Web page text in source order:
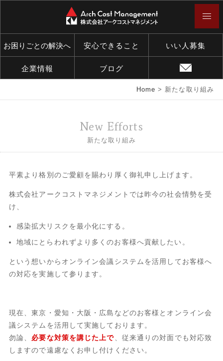
お困りごとの解決へ 安心できること いい人募集
企業情報 ブログ
Home > 新たな取り組み
New Efforts
新たな取り組み
平素より格別のご愛顧を賜わり厚く御礼申し上げます。
株式会社アークコストマネジメントでは昨今の社会情勢を受
け、
感染拡大リスクを最小化にする。
地域にとらわれずより多くのお客様へ貢献したい。
という想いからオンライン会議システムを活用してお客様へ
の対応を実施して参ります。
現在、東京・愛知・大阪・広島などのお客様とオンライン会
議システムを活用して実施しております。
勿論、 必要な対策を講じた上で 、従来通りの対面でも対応致
しますので遠慮なくお申し付けください。